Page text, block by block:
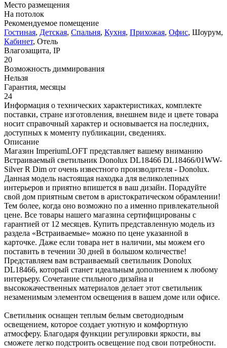
Место размещения
На потолок
Рекомендуемое помещение
Гостиная, Детская, Спальня, Кухня, Прихожая, Офис, Шоурум,
Кабинет, Отель
Влагозащита, IP
20
Возможность диммирования
Нельзя
Гарантия, месяцы
24
Информация о технических характеристиках, комплекте
поставки, стране изготовления, внешнем виде и цвете товара
носит справочный характер и основывается на последних,
доступных к моменту публикации, сведениях.
Описание
Магазин ImperiumLOFT представляет вашему вниманию
Встраиваемый светильник Donolux DL18466 DL18466/01WW-
Silver R Dim от очень известного производителя - Donolux.
Данная модель настоящая находка для великолепных
интерьеров и приятно впишется в ваш дизайн. Порадуйте
свой дом приятным светом в аристократическом обрамлении!
Тем более, когда оно возможно по а именно привлекательной
цене. Все товары нашего магазина сертифицированы с
гарантией от 12 месяцев. Купить представленную модель из
раздела «Встраиваемые» можно по цене указанной в
карточке. Даже если товара нет в наличии, мы можем его
поставить в течении 30 дней в большом количестве!
Представляем вам встраиваемый светильник Donolux
DL18466, который станет идеальным дополнением к любому
интерьеру. Сочетание стильного дизайна и
высококачественных материалов делает этот светильник
незаменимым элементом освещения в вашем доме или офисе.
Светильник оснащен теплым белым светодиодным
освещением, которое создает уютную и комфортную
атмосферу. Благодаря функции регулировки яркости, вы
сможете легко подстроить освещение под свои потребности.